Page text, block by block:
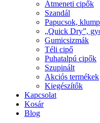
Átmeneti cipők
Szandál
Papucsok,
„Quick Dry”,
Gumicsizmák
Téli cipő
Puhatalpú cipők
Szupinált
Akciós termékek
Kiegészítők
Kapcsolat
Kosár
Blog